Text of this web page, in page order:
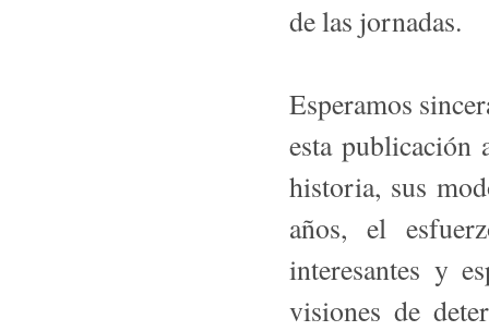
de las jornadas.
Esperamos
esta publicación
historia, sus
años, el
interesantes y
visiones de